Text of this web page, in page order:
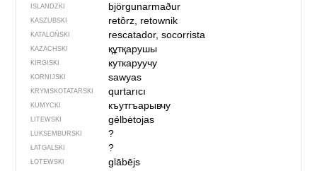
ISLANDZKI björgunarmaður
KASZUBSKI retôrz, retownik
KATALOŃSKI rescatador, socorrista
KAZACHSKI құтқарушы
KIRGISKI куткаруучу
KORNIJSKI sawyas
KRYMSKOTATARSKI qurtarıcı
KUMYCKI къутгъарывчу
LITEWSKI gélbėtojas
LUKSEMBURSKI ?
ŁATGALSKI ?
ŁOTEWSKI
glābējs